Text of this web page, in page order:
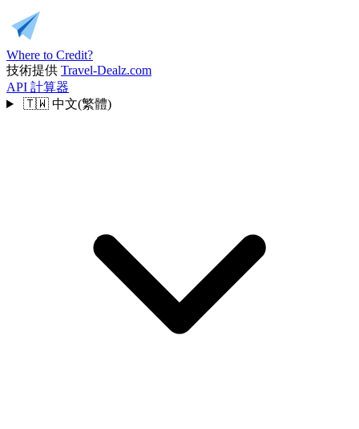
Where to Credit?
技術提供 Travel-Dealz.com
API 計算器
🇹🇼 中文(繁體)